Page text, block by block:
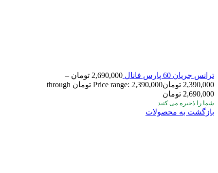
ترانس جریان 60 پارس فانال 2,690,000 تومان –
2,390,000 تومان
Price range: 2,390,000 تومان through
2,690,000 تومان
شما را ذخیره می کنید
بازگشت به محصولات